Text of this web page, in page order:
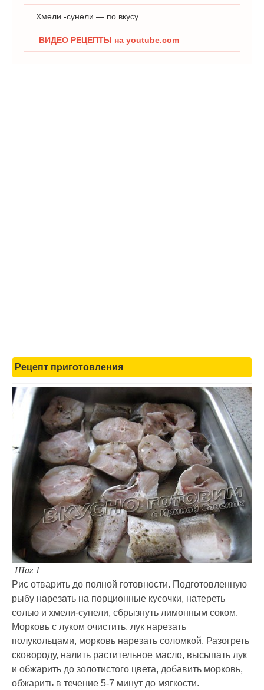
Хмели -сунели — по вкусу.
ВИДЕО РЕЦЕПТЫ на youtube.com
Рецепт приготовления
Шаг 1
Рис отварить до полной готовности. Подготовленную
рыбу нарезать на порционные кусочки, натереть
солью и хмели-сунели, сбрызнуть лимонным соком.
Морковь с луком очистить, лук нарезать
полукольцами, морковь нарезать соломкой. Разогреть
сковороду, налить растительное масло, высыпать лук
и обжарить до золотистого цвета, добавить морковь,
обжарить в течение 5-7 минут до мягкости.